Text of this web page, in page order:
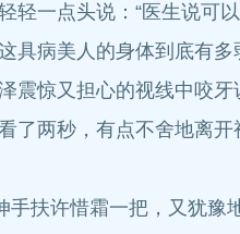
一点头说：“医生说可
病美人的身体到底有多
惊又担心的视线中咬牙
两秒，有点不舍地离开
扶许惜霜一把，又犹豫